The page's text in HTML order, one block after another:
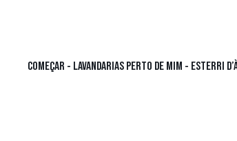
COMEÇAR - LAVANDARIAS PERTO DE MIM - ESTERRI